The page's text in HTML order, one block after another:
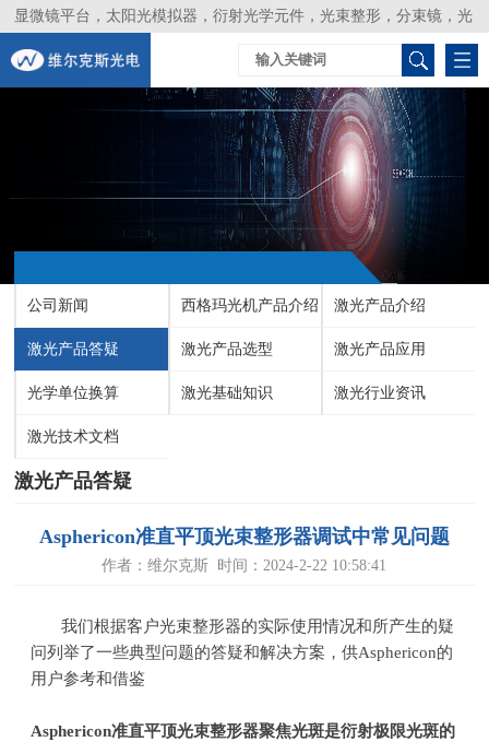
显微镜平台，太阳光模拟器，衍射光学元件，光束整形，分束镜，光
谱仪，生物激光器，光束分析仪，Layertec
公司新闻 西格玛光机产品介绍 激光产品介绍
激光产品答疑 激光产品选型 激光产品应用
光学单位换算 激光基础知识 激光行业资讯
激光技术文档
激光产品答疑
Asphericon准直平顶光束整形器调试中常见问题
作者：维尔克斯 时间：2024-2-22 10:58:41
我们根据客户光束整形器的实际使用情况和所产生的疑
问列举了一些典型问题的答疑和解决方案，供Asphericon的
用户参考和借鉴
Asphericon准直平顶光束整形器聚焦光斑是衍射极限光斑的